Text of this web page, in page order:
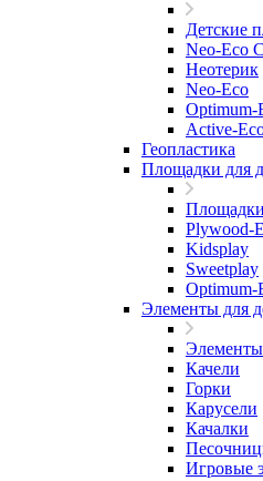
Детские
Neo-Eco
Неотерик
Neo-Eco
Оptimum-
Active-
Геопластика
Площадки для
Площадки
Plywood-
Kidsplay
Sweetplay
Оptimum-
Элементы для
Качели
Горки
Карусели
Качалки
Игровые